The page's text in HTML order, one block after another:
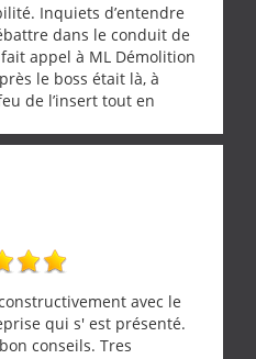
Inquiets d’entendre
dans le conduit de
appel à ML Démolition
le boss était là, à
de l’insert tout en
patiemment occupé de
ses esprits et
il a procédé au
avec dextérité et une
également de
d’autres sujets. Un
en rencontrer.
lui.
avec le
qui s' est présenté.
conseils. Tres